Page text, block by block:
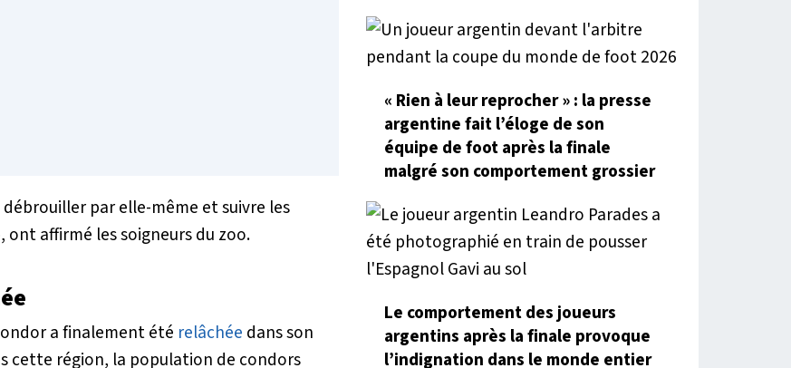
par elle-même et suivre les
, ont affirmé les soigneurs du zoo.
a finalement été relâchée dans son
cette région, la population de condors
« Rien à leur reprocher » : la presse
argentine fait l’éloge de son
équipe de foot après la finale
malgré son comportement grossier
Le comportement des joueurs
argentins après la finale provoque
l’indignation dans le monde entier